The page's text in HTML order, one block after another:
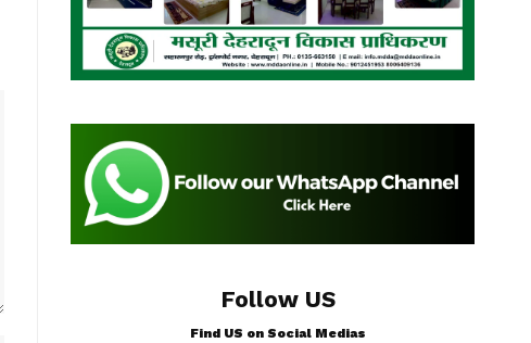
Follow US
Find US on Social Medias